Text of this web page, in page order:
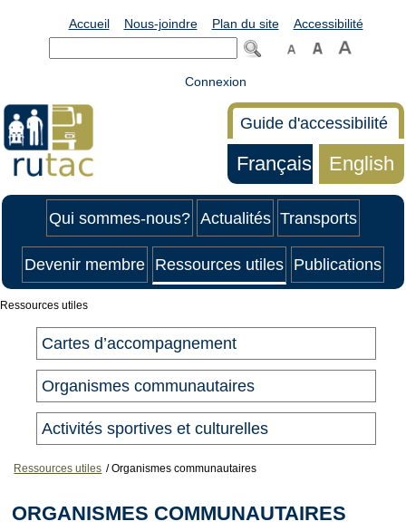
Accueil Nous-joindre Plan du site Accessibilité
Connexion
Guide d'accessibilité
Français English
Qui sommes-nous? Actualités Transports
Devenir membre Ressources utiles Publications
Ressources utiles
Cartes d’accompagnement
Organismes communautaires
Activités sportives et culturelles
Ressources utiles / Organismes communautaires
ORGANISMES COMMUNAUTAIRES